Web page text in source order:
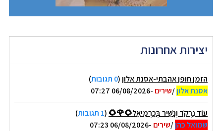
יצירות אחרונות
הזמן חופן אהבתי-אסנת אלון(0 תגובות
)
אסנת אלון/שירים -06/08/2026 07:27
עוֹד נִרְקֹד וְנָשִׁיר בְּכַרְמִיאֵל🌻🌹🌻 (1 תגובות
)
שמואל כהן/שירים -06/08/2026 07:23